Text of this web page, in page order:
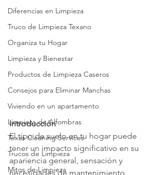
Diferencias en Limpieza
Truco de Limpieza Texano
Organiza tu Hogar
Limpieza y Bienestar
Productos de Limpieza Caseros
Consejos para Eliminar Manchas
Viviendo en un apartamento
Limpieza de Alfombras
Texas Cleaning Services
Trucos de Limpieza
Mitos de Limpieza
Introducción
El tipo de suelo en tu hogar puede
tener un impacto significativo en su
apariencia general, sensación y
necesidades de mantenimiento.